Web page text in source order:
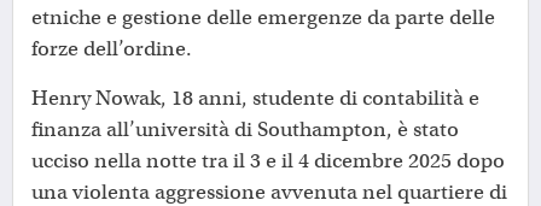
etniche e gestione delle emergenze da parte delle
forze dell’ordine.
Henry Nowak, 18 anni, studente di contabilità e
finanza all’università di Southampton, è stato
ucciso nella notte tra il 3 e il 4 dicembre 2025 dopo
una violenta aggressione avvenuta nel quartiere di